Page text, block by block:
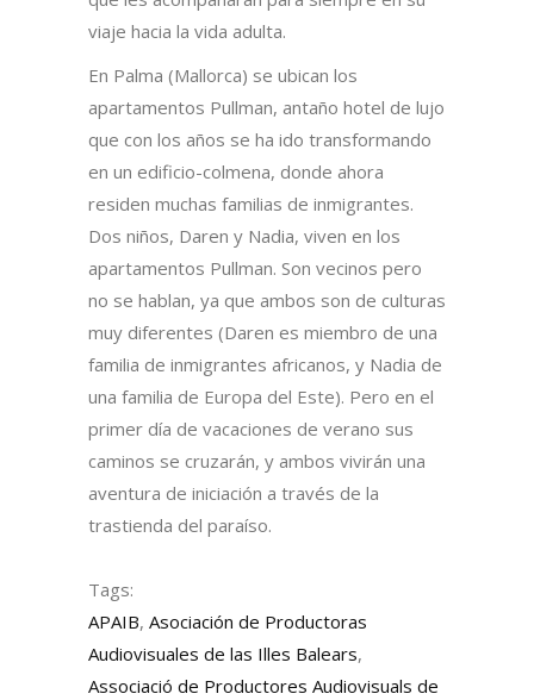
viaje hacia la vida adulta.
En Palma (Mallorca) se ubican los
apartamentos Pullman, antaño hotel de lujo
que con los años se ha ido transformando
en un edificio-colmena, donde ahora
residen muchas familias de inmigrantes.
Dos niños, Daren y Nadia, viven en los
apartamentos Pullman. Son vecinos pero
no se hablan, ya que ambos son de culturas
muy diferentes (Daren es miembro de una
familia de inmigrantes africanos, y Nadia de
una familia de Europa del Este). Pero en el
primer día de vacaciones de verano sus
caminos se cruzarán, y ambos vivirán una
aventura de iniciación a través de la
trastienda del paraíso.
Tags:
APAIB, Asociación de Productoras
Audiovisuales de las Illes Balears,
Associació de Productores Audiovisuals de